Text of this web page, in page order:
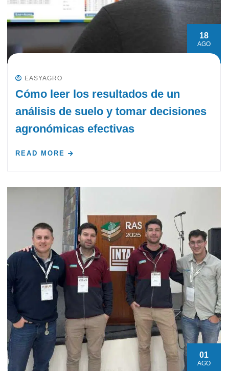
18
AGO
EASYAGRO
Cómo leer los resultados de un
análisis de suelo y tomar decisiones
agronómicas efectivas
READ MORE
01
AGO